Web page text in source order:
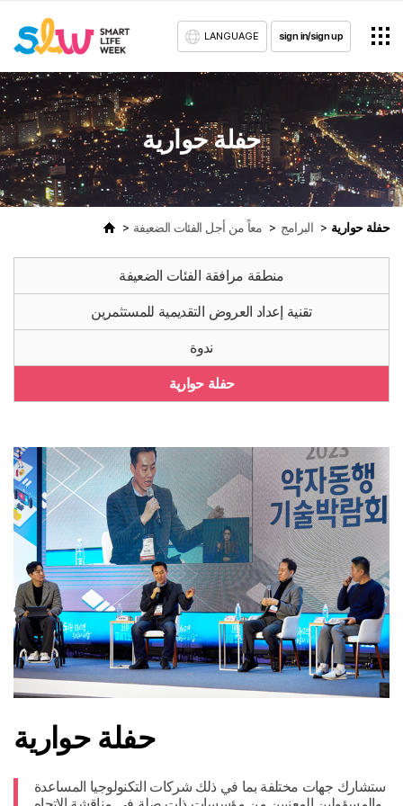
LANGUAGE sign in/sign up
حفلة حوارية
معاً من أجل الفئات الضعيفة البرامج حفلة حوارية
منطقة مرافقة الفئات الضعيفة
تقنية إعداد العروض التقديمية للمستثمرين
ندوة
حفلة حوارية
حفلة حوارية
ستشارك جهات مختلفة بما في ذلك شركات التكنولوجيا المساعدة